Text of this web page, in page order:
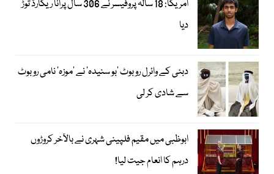
امریکا: 18 سالہ پروفیسر نے 306 سال پرانا ریکارڈ توڑ
دیا
دبئی کے وائرل روبوٹ ’بو سنیدہ‘ نے ’موزہ‘ نامی روبوٹ
سے شادی کر لی
ابوظبی میں مقیم فلپینی شہری نے بالآخر کروڑوں
درہم کا انعام جیت لیا!